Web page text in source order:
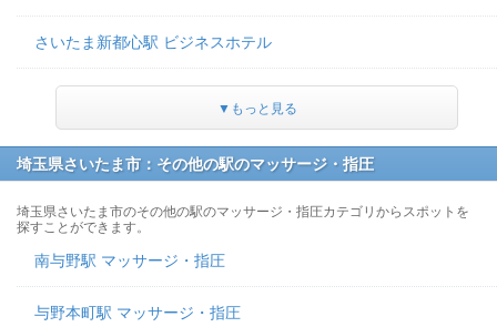
さいたま新都心駅 ビジネスホテル
▼もっと見る
埼玉県さいたま市：その他の駅のマッサージ・指圧
埼玉県さいたま市のその他の駅のマッサージ・指圧カテゴリからスポットを
探すことができます。
南与野駅 マッサージ・指圧
与野本町駅 マッサージ・指圧